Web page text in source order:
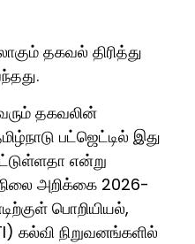
தகவல் திரித்து
தகவலின்
பட்ஜெட்டில் இது
என்று
நிலை அறிக்கை 2026-
பொறியியல்,
கல்வி நிறுவனங்களில்